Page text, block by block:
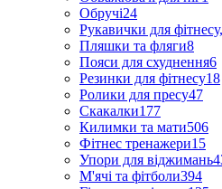
Обручі24
Рукавички для
Пляшки та фляги8
Пояси для схуднення6
Резинки для фітнесу18
Ролики для пресу47
Скакалки177
Килимки та мати506
Фітнес тренажери15
Упори для віджимань
М'ячі та фітболи394